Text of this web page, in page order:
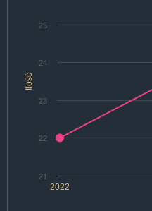
Ilość
2022
21
22
23
24
25